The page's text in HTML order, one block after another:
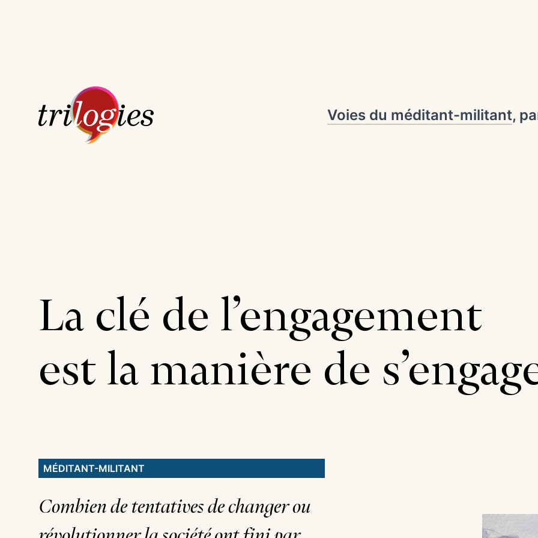
Voies du méditant-militant,
La clé de l’engagement
est la manière de
MÉDITANT-MILITANT
Combien de tentatives de changer ou